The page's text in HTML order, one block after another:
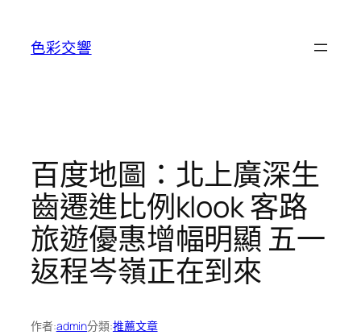
色彩交響
百度地圖：北上廣深生
齒遷進比例klook 客路
旅遊優惠增幅明顯 五一
返程岑嶺正在到來
作者:admin分類:推薦文章